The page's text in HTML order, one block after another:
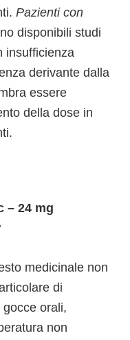
Pazienti con
disponibili studi
insufficienza
derivante dalla
essere
della dose in
– 24 mg
medicinale non
di
orali,
non